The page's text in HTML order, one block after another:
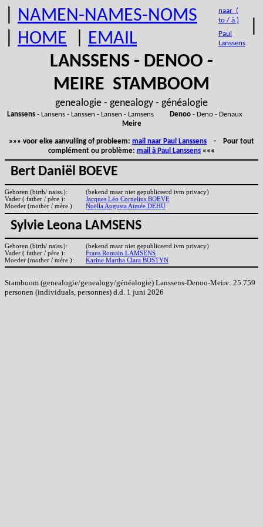
NAMEN-NAMES-NOMS
HOME EMAIL
naar (
to / à )
Paul
Lanssens
LANSSENS - DENOO -
MEIRE STAMBOOM
genealogie - genealogy - généalogie
Lanssens- Lansens - Lanssen - Lansen - Lamsens Denoo- Deno - Denaux
Meire
»»» voor elke aanvulling of probleem: mail naar Paul Lanssens - Pour tout
complément ou problème: mail à Paul Lanssens «««
Bert Daniël BOEVE
Geboren (birth/ naiss.):
(bekend maar niet gepubliceerd ivm privacy)
Vader ( father / père ):
Jacques Léo Cornelius BOEVE
Moeder (mother / mère ):
Noëlla Augusta Aimée DEHU
Sylvie Leona LAMSENS
Geboren (birth/ naiss.):
(bekend maar niet gepubliceerd ivm privacy)
Vader ( father / père ):
Frans Romain LAMSENS
Moeder (mother / mère ):
Karine Martha Clara BOSTYN
Stamboom (genealogie/genealogy/généalogie) Lanssens-Denoo-Meire: 25.759
personen (individuals, personnes) d.d. 1 juni 2026